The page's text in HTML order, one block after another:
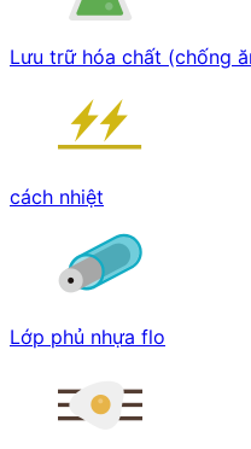
Lưu trữ hóa chất (chống
cách nhiệt
Lớp phủ nhựa flo